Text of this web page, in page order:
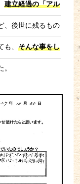
建立経過の「アル
、後世に残るもの
も、そんな事をし